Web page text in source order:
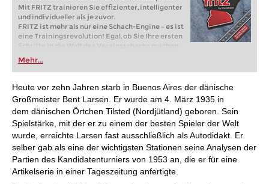
Mit FRITZ trainieren Sie effizienter, intelligenter
und individueller als je zuvor.
FRITZ ist mehr als nur eine Schach-Engine – es ist
eine Trainingsrevolution! Egal, ob Sie Ihre ersten
Schritte in die Welt des Vereinsschachs machen
oder bereits auf Turnierniveau spielen: Mit
FRITZ trainieren Sie effizienter, intelligenter und
individueller als je zuvor.
Mehr...
Heute vor zehn Jahren starb in Buenos Aires der dänische
Großmeister Bent Larsen. Er wurde am 4. März 1935 in
dem dänischen Örtchen Tilsted (Nordjütland) geboren. Sein
Spielstärke, mit der er zu einem der besten Spieler der Welt
wurde, erreichte Larsen fast ausschließlich als Autodidakt. Er
selber gab als eine der wichtigsten Stationen seine Analysen der
Partien des Kandidatenturniers von 1953 an, die er für eine
Artikelserie in einer Tageszeitung anfertigte.